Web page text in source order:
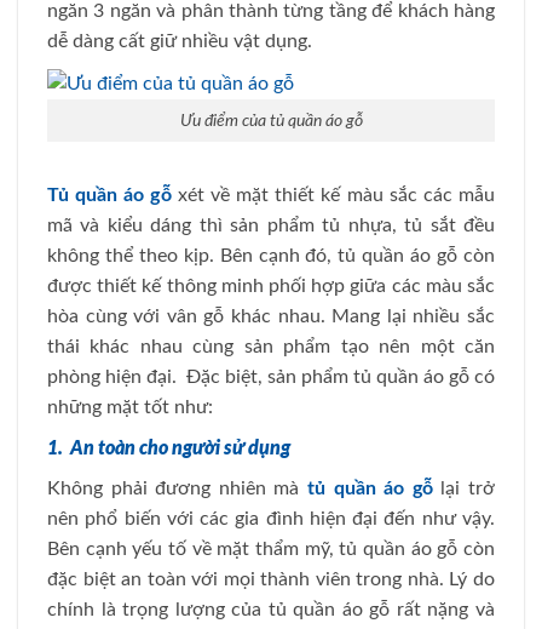
ngăn 3 ngăn và phân thành từng tầng để khách hàng
dễ dàng cất giữ nhiều vật dụng.
Ưu điểm của tủ quần áo gỗ
Tủ quần áo gỗxét về mặt thiết kế màu sắc các mẫu
mã và kiểu dáng thì sản phẩm tủ nhựa, tủ sắt đều
không thể theo kịp. Bên cạnh đó, tủ quần áo gỗ còn
được thiết kế thông minh phối hợp giữa các màu sắc
hòa cùng với vân gỗ khác nhau. Mang lại nhiều sắc
thái khác nhau cùng sản phẩm tạo nên một căn
phòng hiện đại. Đặc biệt, sản phẩm tủ quần áo gỗ có
những mặt tốt như:
1. An toàn cho người sử dụng
Không phải đương nhiên mà tủ quần áo gỗ
lại trở
nên phổ biến với các gia đình hiện đại đến như vậy.
Bên cạnh yếu tố về mặt thẩm mỹ, tủ quần áo gỗ còn
đặc biệt an toàn với mọi thành viên trong nhà. Lý do
chính là trọng lượng của tủ quần áo gỗ rất nặng và